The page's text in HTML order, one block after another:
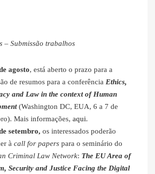
– Submissão trabalhos
agosto, está aberto o prazo para a
de resumos para a conferência Ethics,
and Law in the context of Human
(Washington DC, EUA, 6 a 7 de
Mais informações, aqui.
setembro, os interessados poderão
à call for papers para o seminário do
Criminal Law Network: The EU Area of
Security and Justice Facing the Digital